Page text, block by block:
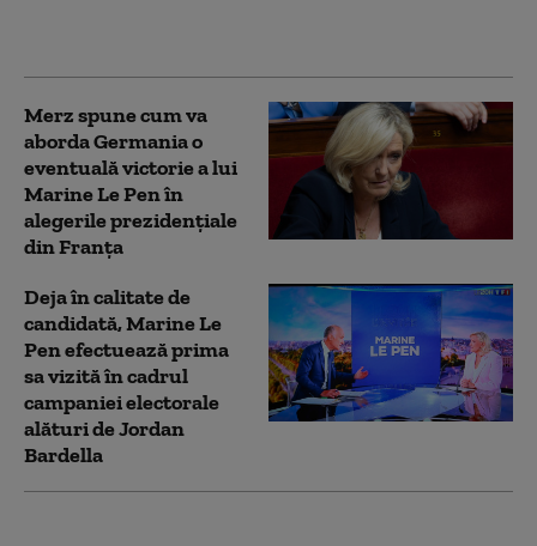
Merz spune cum va
aborda Germania o
eventuală victorie a lui
Marine Le Pen în
alegerile prezidențiale
din Franța
Deja în calitate de
candidată, Marine Le
Pen efectuează prima
sa vizită în cadrul
campaniei electorale
alături de Jordan
Bardella